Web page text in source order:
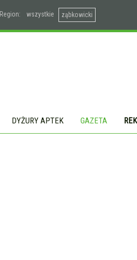
Region: wszystkie ząbkowicki
DYŻURY APTEK GAZETA